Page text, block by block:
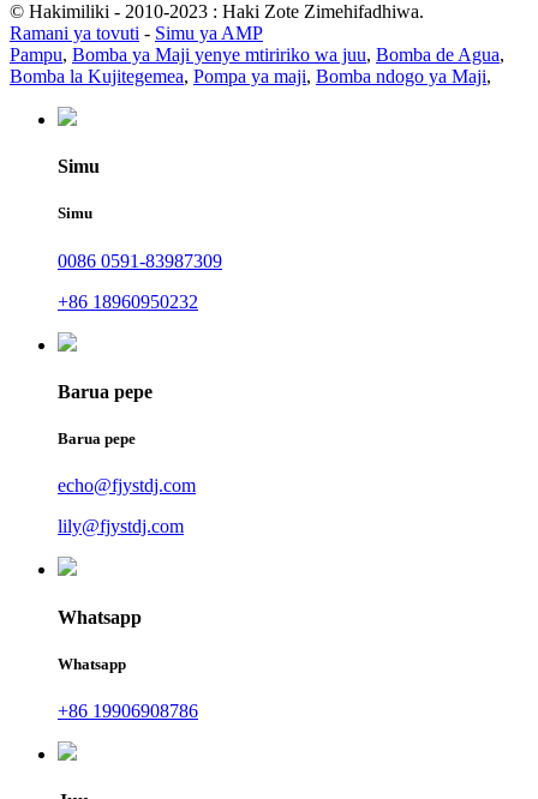
© Hakimiliki - 2010-2023 : Haki Zote Zimehifadhiwa.
Ramani ya tovuti - Simu ya AMP
Pampu, Bomba ya Maji yenye mtiririko wa juu, Bomba de Agua,
Bomba la Kujitegemea, Pompa ya maji, Bomba ndogo ya Maji,
Simu
Simu
0086 0591-83987309
+86 18960950232
Barua pepe
Barua pepe
echo@fjystdj.com
lily@fjystdj.com
Whatsapp
Whatsapp
+86 19906908786